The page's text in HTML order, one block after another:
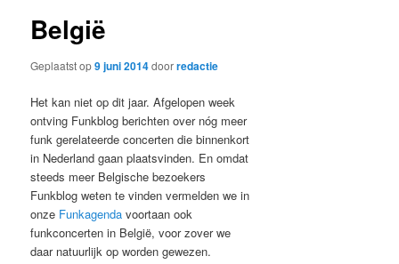
België
Geplaatst op9 juni 2014doorredactie
Het kan niet op dit jaar. Afgelopen week
ontving Funkblog berichten over nóg meer
funk gerelateerde concerten die binnenkort
in Nederland gaan plaatsvinden. En omdat
steeds meer Belgische bezoekers
Funkblog weten te vinden vermelden we in
onze Funkagenda voortaan ook
funkconcerten in België, voor zover we
daar natuurlijk op worden gewezen.